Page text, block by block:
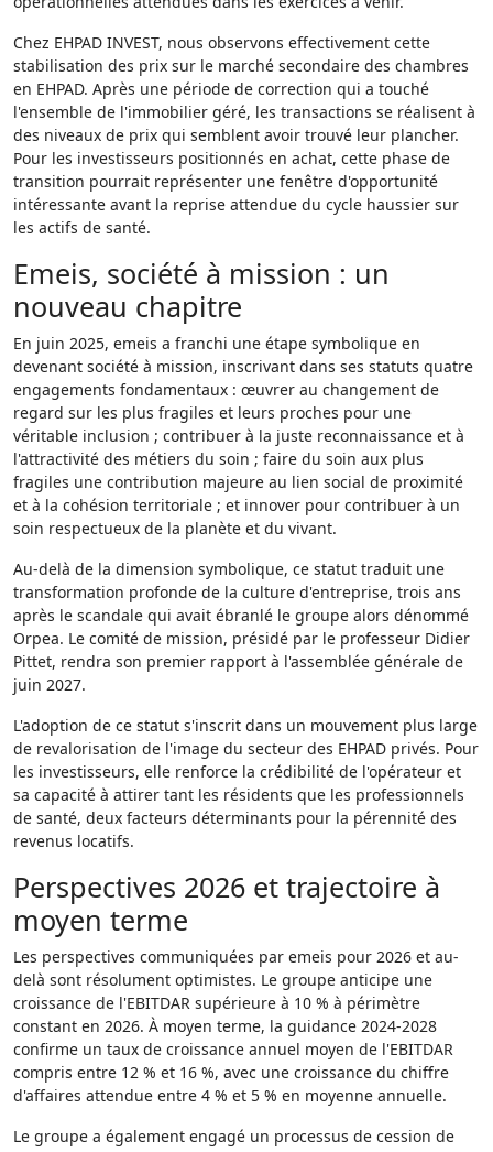
Chez EHPAD INVEST, nous observons effectivement cette
stabilisation des prix sur le marché secondaire des chambres
en EHPAD. Après une période de correction qui a touché
l'ensemble de l'immobilier géré, les transactions se réalisent à
des niveaux de prix qui semblent avoir trouvé leur plancher.
Pour les investisseurs positionnés en achat, cette phase de
transition pourrait représenter une fenêtre d'opportunité
intéressante avant la reprise attendue du cycle haussier sur
les actifs de santé.
Emeis, société à mission : un
nouveau chapitre
En juin 2025, emeis a franchi une étape symbolique en
devenant société à mission, inscrivant dans ses statuts quatre
engagements fondamentaux : œuvrer au changement de
regard sur les plus fragiles et leurs proches pour une
véritable inclusion ; contribuer à la juste reconnaissance et à
l'attractivité des métiers du soin ; faire du soin aux plus
fragiles une contribution majeure au lien social de proximité
et à la cohésion territoriale ; et innover pour contribuer à un
soin respectueux de la planète et du vivant.
Au-delà de la dimension symbolique, ce statut traduit une
transformation profonde de la culture d'entreprise, trois ans
après le scandale qui avait ébranlé le groupe alors dénommé
Orpea. Le comité de mission, présidé par le professeur Didier
Pittet, rendra son premier rapport à l'assemblée générale de
juin 2027.
L'adoption de ce statut s'inscrit dans un mouvement plus large
de revalorisation de l'image du secteur des EHPAD privés. Pour
les investisseurs, elle renforce la crédibilité de l'opérateur et
sa capacité à attirer tant les résidents que les professionnels
de santé, deux facteurs déterminants pour la pérennité des
revenus locatifs.
Perspectives 2026 et trajectoire à
moyen terme
Les perspectives communiquées par emeis pour 2026 et au-
delà sont résolument optimistes. Le groupe anticipe une
croissance de l'EBITDAR supérieure à 10 % à périmètre
constant en 2026. À moyen terme, la guidance 2024-2028
confirme un taux de croissance annuel moyen de l'EBITDAR
compris entre 12 % et 16 %, avec une croissance du chiffre
d'affaires attendue entre 4 % et 5 % en moyenne annuelle.
Le groupe a également engagé un processus de cession de